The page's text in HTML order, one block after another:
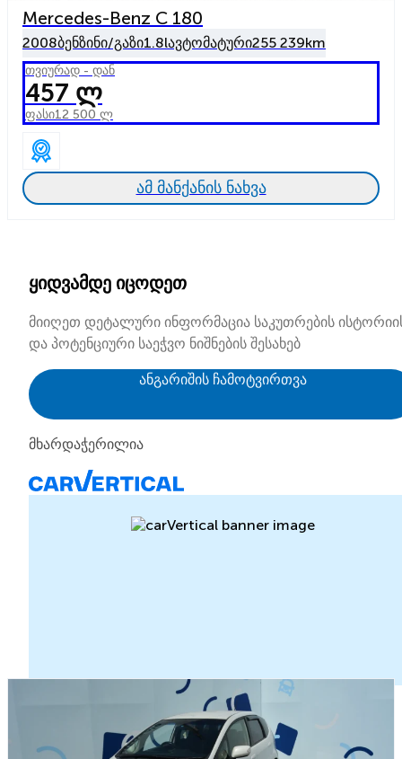
Mercedes-Benz C 180
2008ბენზინი/გაზი1.8lავტომატური255 239km
თვიურად - დან
457 ლ
ფასი12 500 ლ
ამ მანქანის ნახვა
ყიდვამდე იცოდეთ
მიიღეთ დეტალური ინფორმაცია საკუთრების
და პოტენციური საეჭვო ნიშნების შესახებ
ანგარიშის ჩამოტვირთვა
მხარდაჭერილია